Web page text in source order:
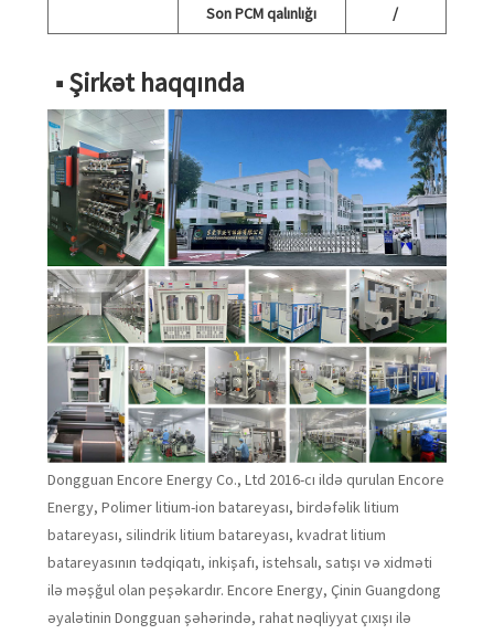
Son PCM qalınlığı /
■ Şirkət haqqında
Dongguan Encore Energy Co., Ltd 2016-cı ildə qurulan Encore
Energy, Polimer litium-ion batareyası, birdəfəlik litium
batareyası, silindrik litium batareyası, kvadrat litium
batareyasının tədqiqatı, inkişafı, istehsalı, satışı və xidməti
ilə məşğul olan peşəkardır. Encore Energy, Çinin Guangdong
əyalətinin Dongguan şəhərində, rahat nəqliyyat çıxışı ilə